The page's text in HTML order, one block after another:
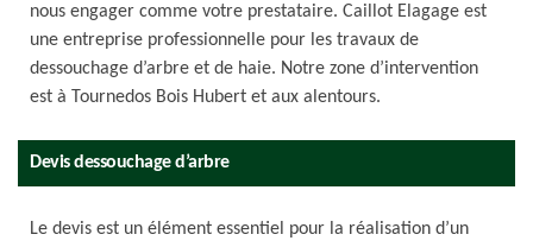
nous engager comme votre prestataire. Caillot Elagage est
une entreprise professionnelle pour les travaux de
dessouchage d’arbre et de haie. Notre zone d’intervention
est à Tournedos Bois Hubert et aux alentours.
Devis dessouchage d’arbre
Le devis est un élément essentiel pour la réalisation d’un